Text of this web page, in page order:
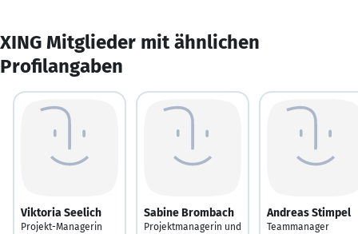
XING Mitglieder mit ähnlichen
Profilangaben
Viktoria Seelich
Projekt-Managerin
Sabine Brombach
Projektmanagerin und
Andreas Stimpel
Teammanager